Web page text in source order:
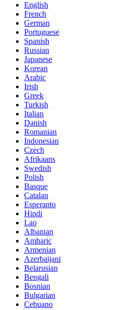
English
French
German
Portuguese
Spanish
Russian
Japanese
Korean
Arabic
Irish
Greek
Turkish
Italian
Danish
Romanian
Indonesian
Czech
Afrikaans
Swedish
Polish
Basque
Catalan
Esperanto
Hindi
Lao
Albanian
Amharic
Armenian
Azerbaijani
Belarusian
Bengali
Bosnian
Bulgarian
Cebuano